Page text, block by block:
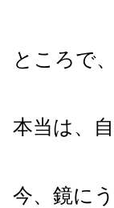
ところで
本当は、
今、鏡に